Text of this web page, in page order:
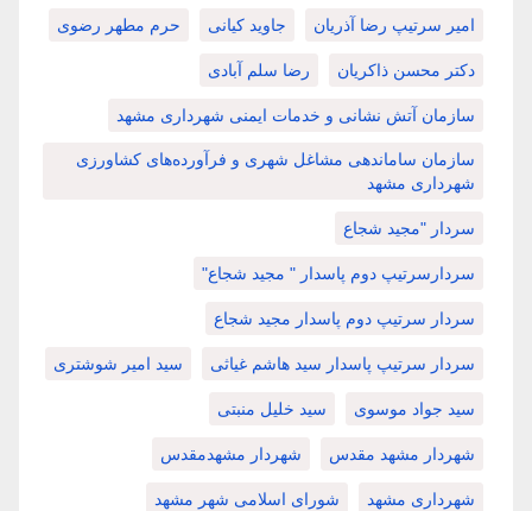
امیر سرتیپ رضا آذریان جاوید کیانی حرم مطهر رضوی
دکتر محسن ذاکریان رضا سلم آبادی
سازمان آتش نشانی و خدمات ایمنی شهرداری مشهد
سازمان ساماندهی مشاغل شهری و فرآورده‌های کشاورزی
شهرداری مشهد
سردار "مجید شجاع
سردارسرتیپ دوم پاسدار " مجید شجاع"
سردار سرتیپ دوم پاسدار مجید شجاع
سردار سرتیپ پاسدار سید هاشم غیاثی سید امیر شوشتری
سید جواد موسوی سید خلیل منبتی
شهردار مشهد مقدس شهردار مشهدمقدس
شهرداری مشهد شورای اسلامی شهر مشهد